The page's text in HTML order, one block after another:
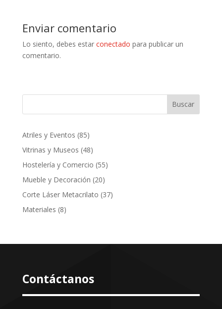
Enviar comentario
Lo siento, debes estar conectado para publicar un
comentario.
Buscar
Atriles y Eventos 8585
productos
Vitrinas y Museos 4848
productos
Hostelería y Comercio 5555
Mueble y Decoración 2020
productos
Corte Láser Metacrilato 3737
Materiales 88
Contáctanos